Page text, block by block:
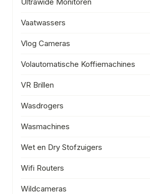
Vaatwassers
Vlog Cameras
Volautomatische Koffiemachines
VR Brillen
Wasdrogers
Wasmachines
Wet en Dry Stofzuigers
Wifi Routers
Wildcameras